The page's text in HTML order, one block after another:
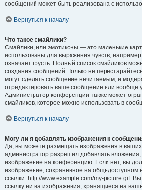
сообщений может быть реализована с
Вернуться к началу
Что такое смайлики?
Смайлики, или эмотиконы — это маленькие
использованы для выражения чувств, например
означает грусть. Полный список смайликов
создания сообщений. Только не
могут сделать сообщение нечитаемым, и
отредактировать ваше сообщение или вообще
Администратор конференции также может
смайликов, которое можно использовать в
Вернуться к началу
Могу ли я добавлять изображения к
Да, вы можете размещать изображения в
администратор разрешил добавлять вложения,
изображение на конференцию. Если нет, вы
изображение, сохранённое на общедоступном
ссылки: http://www.example.com/my-picture.gif.
ссылку ни на изображения, хранящиеся на